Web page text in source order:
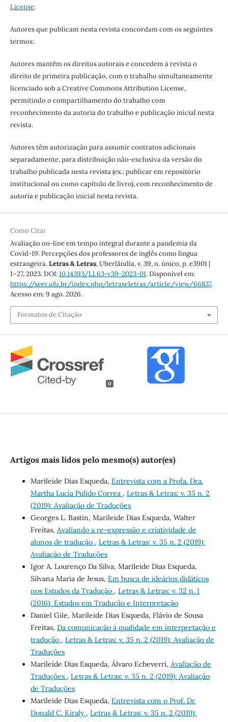
License.
Autores que publicam nesta revista concordam com os seguintes
termos:
Autores mantêm os direitos autorais e concedem à revista o
direito de primeira publicação, com o trabalho simultaneamente
licenciado sob a Creative Commons Attribution License,
permitindo o compartilhamento do trabalho com
reconhecimento da autoria do trabalho e publicação inicial nesta
revista.
Autores têm autorização para assumir contratos adicionais
separadamente, para distribuição não-exclusiva da versão do
trabalho publicada nesta revista (ex.: publicar em repositório
institucional ou como capítulo de livro), com reconhecimento de
autoria e publicação inicial nesta revista.
Como Citar
Avaliação on-line em tempo integral durante a pandemia da
Covid-19: Percepções dos professores de inglês como língua
estrangeira.Letras & Letras, Uberlândia, v. 39, n. único, p. e3901 |
1–27, 2023. DOI:10.14393/LL63-v39-2023-01. Disponível em:
https://seer.ufu.br/index.php/letraseletras/article/view/66837.
Acesso em: 9 ago. 2026.
Formatos de Citação
0
Artigos mais lidos pelo mesmo(s) autor(es)
Marileide Dias Esqueda, Entrevista com a Profa. Dra.
Martha Lucía Pulido Correa , Letras & Letras: v. 35 n. 2
(2019): Avaliação de Traduções
Georges L. Bastin, Marileide Dias Esqueda, Walter
Freitas, Avaliando a re-expressão e criatividade de
alunos de tradução , Letras & Letras: v. 35 n. 2 (2019):
Avaliação de Traduções
Igor A. Lourenço Da Silva, Marileide Dias Esqueda,
Silvana Maria de Jesus, Em busca de ideários didáticos
nos Estudos da Tradução , Letras & Letras: v. 32 n. 1
(2016): Estudos em Tradução e Interpretação
Daniel Gile, Marileide Dias Esqueda, Flávio de Sousa
Freitas, Da comunicação à qualidade em interpretação e
tradução , Letras & Letras: v. 35 n. 2 (2019): Avaliação de
Traduções
Marileide Dias Esqueda, Álvaro Echeverri, Avaliação de
Traduções , Letras & Letras: v. 35 n. 2 (2019): Avaliação
de Traduções
Marileide Dias Esqueda, Entrevista com o Prof. Dr.
Donald C. Kiraly , Letras & Letras: v. 35 n. 2 (2019):